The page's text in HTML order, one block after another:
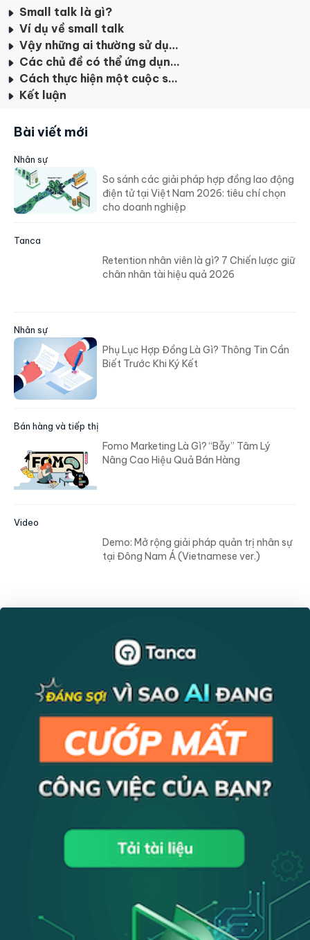
Small talk là gì?
Ví dụ về small talk
Vậy những ai thường sử dụng “small talk”?
Các chủ đề có thể ứng dụng trong small talk
Cách thực hiện một cuộc small talk
Kết luận
Bài viết mới
Nhân sự
So sánh các giải pháp hợp đồng lao động
điện tử tại Việt Nam 2026: tiêu chí chọn
cho doanh nghiệp
Tanca
Retention nhân viên là gì? 7 Chiến lược giữ
chân nhân tài hiệu quả 2026
Nhân sự
Phụ Lục Hợp Đồng Là Gì? Thông Tin Cần
Biết Trước Khi Ký Kết
Bán hàng và tiếp thị
Fomo Marketing Là Gì? “Bẫy” Tâm Lý
Nâng Cao Hiệu Quả Bán Hàng
Video
Demo: Mở rộng giải pháp quản trị nhân sự
tại Đông Nam Á (Vietnamese ver.)